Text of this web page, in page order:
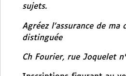
sujets.
Agréez l’assurance de ma
distinguée
Ch Fourier, rue Joquelet